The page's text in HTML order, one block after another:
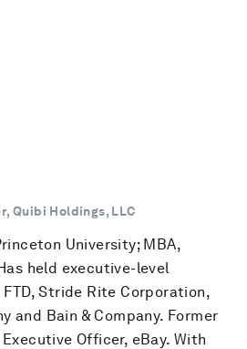
Quibi Holdings, LLC
University; MBA,
held executive-level
Stride Rite Corporation,
and Bain & Company. Former
Officer, eBay. With